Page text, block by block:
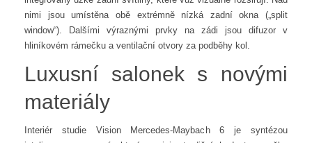
nimi jsou umístěna obě extrémně nízká zadní okna („split
window“). Dalšími výraznými prvky na zádi jsou difuzor v
hliníkovém rámečku a ventilační otvory za podběhy kol.
Luxusní salonek s novými
materiály
Interiér studie Vision Mercedes-Maybach 6 je syntézou